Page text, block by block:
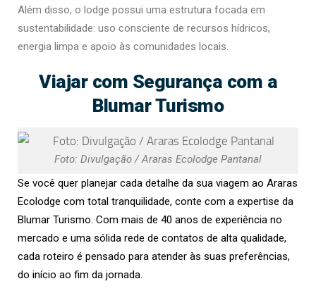
Além disso, o lodge possui uma estrutura focada em
sustentabilidade: uso consciente de recursos hídricos,
energia limpa e apoio às comunidades locais.
Viajar com Segurança com a
Blumar Turismo
Foto: Divulgação / Araras Ecolodge Pantanal
Se você quer planejar cada detalhe da sua viagem ao Araras
Ecolodge com total tranquilidade, conte com a expertise da
Blumar Turismo. Com mais de 40 anos de experiência no
mercado e uma sólida rede de contatos de alta qualidade,
cada roteiro é pensado para atender às suas preferências,
do início ao fim da jornada.